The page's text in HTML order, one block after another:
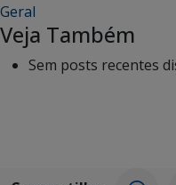
Geral
Veja Também
Sem posts recentes